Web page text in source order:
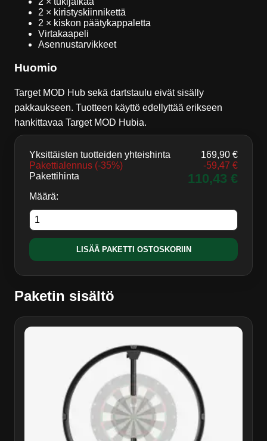
2 × kiristyskiinnikettä
2 × kiskon päätykappaletta
Virtakaapeli
Asennustarvikkeet
Huomio
Target MOD Hub sekä dartstaulu eivät sisälly
pakkaukseen. Tuotteen käyttö edellyttää erikseen
hankittavaa Target MOD Hubia.
Yksittäisten tuotteiden yhteishinta 169,90 €
Pakettialennus (-35%) -59,47 €
Pakettihinta
110,43 €
Määrä:
LISÄÄ PAKETTI OSTOSKORIIN
Paketin sisältö